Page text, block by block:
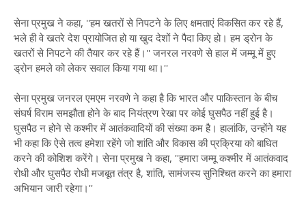
सेना प्रमुख ने कहा, ''हम खतरों से निपटने के लिए क्षमताएं विकसित कर रहे हैं,
भले ही वे खतरे देश प्रायोजित हो या खुद देशों ने पैदा किए हो। हम ड्रोन के
खतरों से निपटने की तैयार कर रहे हैं।'' जनरल नरवणे से हाल में जम्मू में हुए
ड्रोन हमले को लेकर सवाल किया गया था।''
सेना प्रमुख जनरल एमएम नरवणे ने कहा है कि भारत और पाकिस्तान के बीच
संघर्ष विराम समझौता होने के बाद नियंत्रण रेखा पर कोई घुसपैठ नहीं हुई है।
घुसपैठ न होने से कश्मीर में आतंकवादियों की संख्या कम है। हालांकि, उन्होंने यह
भी कहा कि ऐसे तत्व हमेशा रहेंगे जो शांति और विकास की प्रक्रिया को बाधित
करने की कोशिश करेंगे। सेना प्रमुख ने कहा, ''हमारा जम्मू कश्मीर में आतंकवाद
रोधी और घुसपैठ रोधी मजबूत तंत्र है, शांति, सामंजस्य सुनिश्चित करने का हमारा
अभियान जारी रहेगा।''